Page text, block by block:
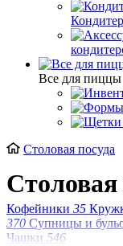
Все для пиццы
Столовая посуда
Столовая
Кофейники 35
370 Супницы и
Чашки 546